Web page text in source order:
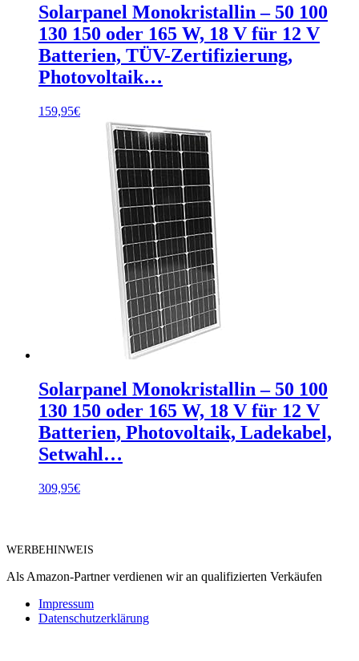
Solarpanel Monokristallin – 50 100
130 150 oder 165 W, 18 V für 12 V
Batterien, TÜV-Zertifizierung,
Photovoltaik…
159,95€
Solarpanel Monokristallin – 50 100
130 150 oder 165 W, 18 V für 12 V
Batterien, Photovoltaik, Ladekabel,
Setwahl…
309,95€
WERBEHINWEIS
Als Amazon-Partner verdienen wir an qualifizierten Verkäufen
Impressum
Datenschutzerklärung